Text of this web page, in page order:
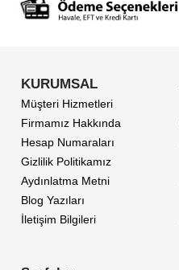
KURUMSAL
Müşteri Hizmetleri
Firmamız Hakkında
Hesap Numaraları
Gizlilik Politikamız
Aydınlatma Metni
Blog Yazıları
İletişim Bilgileri